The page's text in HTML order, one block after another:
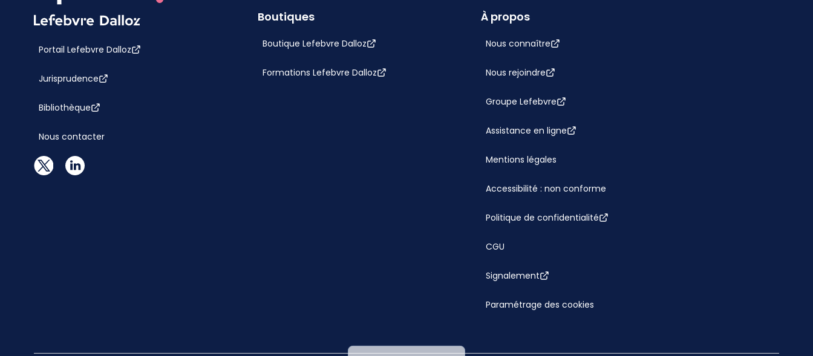
Portail Lefebvre Dalloz
Jurisprudence
Bibliothèque
Nous contacter
Boutiques
Boutique Lefebvre Dalloz
Formations Lefebvre Dalloz
À propos
Nous connaître
Nous rejoindre
Groupe Lefebvre
Assistance en ligne
Mentions légales
Accessibilité : non conforme
Politique de confidentialité
CGU
Signalement
Paramétrage des cookies